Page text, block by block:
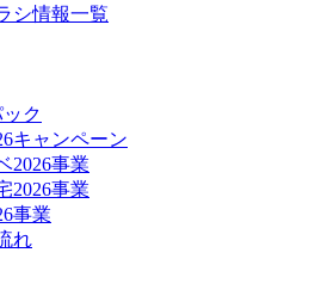
シ情報一覧
ク
キャンペーン
2026事業
2026事業
事業
れ